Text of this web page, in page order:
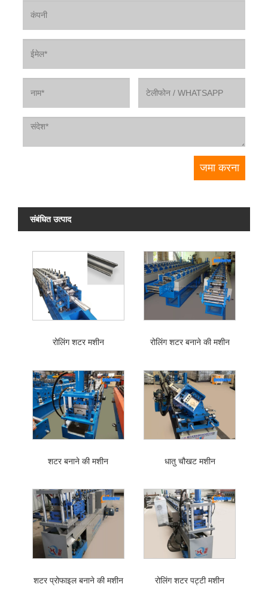
संबंधित उत्पाद
रोलिंग शटर मशीन रोलिंग शटर बनाने की मशीन
शटर बनाने की मशीन धातु चौखट मशीन
शटर प्रोफाइल बनाने की मशीन रोलिंग शटर पट्टी मशीन